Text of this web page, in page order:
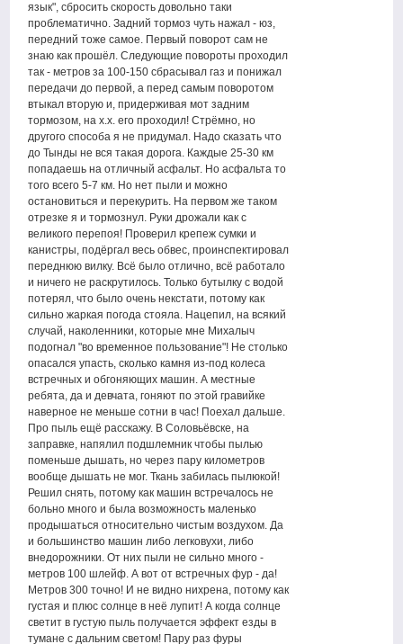
язык", сбросить скорость довольно таки
проблематично. Задний тормоз чуть нажал - юз,
передний тоже самое. Первый поворот сам не
знаю как прошёл. Следующие повороты проходил
так - метров за 100-150 сбрасывал газ и понижал
передачи до первой, а перед самым поворотом
втыкал вторую и, придерживая мот задним
тормозом, на х.х. его проходил! Стрёмно, но
другого способа я не придумал. Надо сказать что
до Тынды не вся такая дорога. Каждые 25-30 км
попадаешь на отличный асфальт. Но асфальта то
того всего 5-7 км. Но нет пыли и можно
остановиться и перекурить. На первом же таком
отрезке я и тормознул. Руки дрожали как с
великого перепоя! Проверил крепеж сумки и
канистры, подёргал весь обвес, проинспектировал
переднюю вилку. Всё было отлично, всё работало
и ничего не раскрутилось. Только бутылку с водой
потерял, что было очень некстати, потому как
сильно жаркая погода стояла. Нацепил, на всякий
случай, наколенники, которые мне Михалыч
подогнал "во временное пользование"! Не столько
опасался упасть, сколько камня из-под колеса
встречных и обгоняющих машин. А местные
ребята, да и девчата, гоняют по этой гравийке
наверное не меньше сотни в час! Поехал дальше.
Про пыль ещё расскажу. В Соловьёвске, на
заправке, напялил подшлемник чтобы пылью
поменьше дышать, но через пару километров
вообще дышать не мог. Ткань забилась пылюкой!
Решил снять, потому как машин встречалось не
больно много и была возможность маленько
продышаться относительно чистым воздухом. Да
и большинство машин либо легковухи, либо
внедорожники. От них пыли не сильно много -
метров 100 шлейф. А вот от встречных фур - да!
Метров 300 точно! И не видно нихрена, потому как
густая и плюс солнце в неё лупит! А когда солнце
светит в густую пыль получается эффект езды в
тумане с дальним светом! Пару раз фуры